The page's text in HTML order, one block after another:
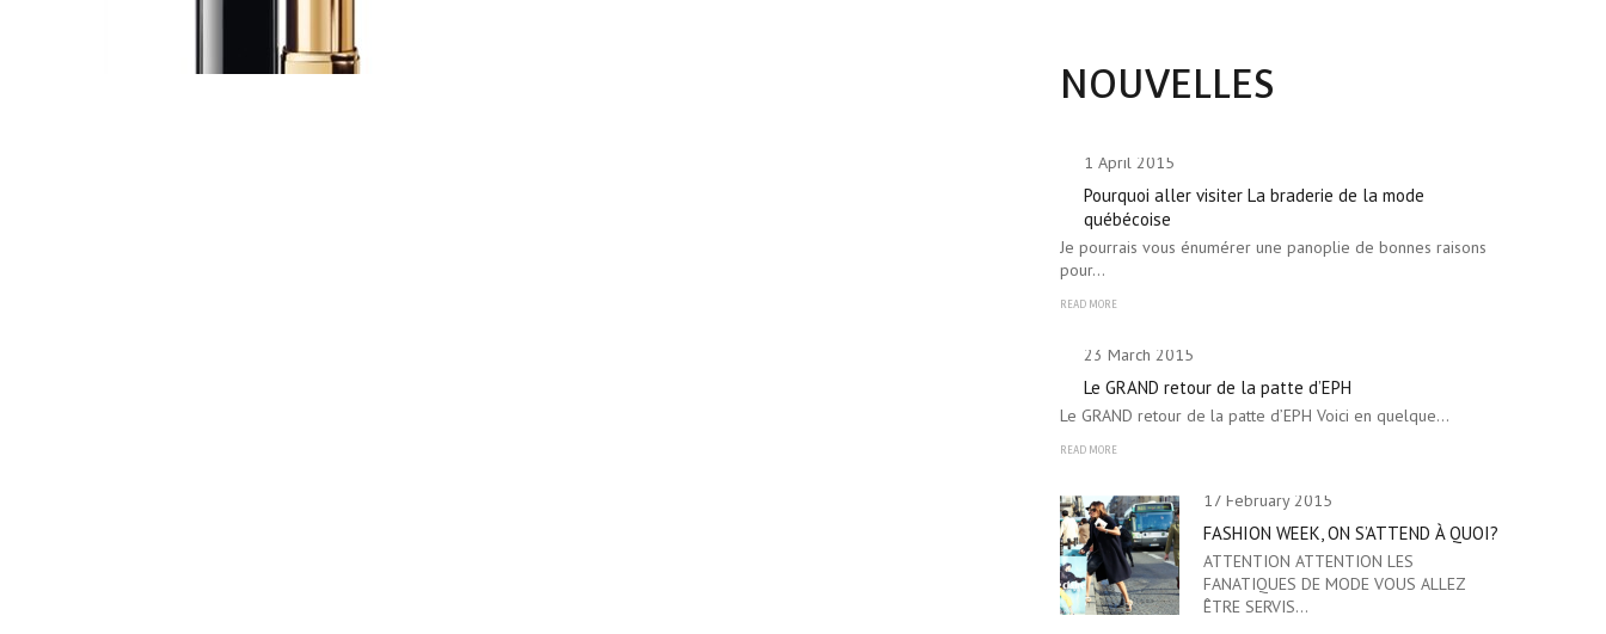
NOUVELLES
1 April 2015
Pourquoi aller visiter La braderie de la mode
québécoise
Je pourrais vous énumérer une panoplie de bonnes raisons
pour…
READ MORE
23 March 2015
Le GRAND retour de la patte d’EPH
Le GRAND retour de la patte d’EPH Voici en quelque…
READ MORE
17 February 2015
FASHION WEEK, ON S’ATTEND À QUOI?
ATTENTION ATTENTION LES
FANATIQUES DE MODE VOUS ALLEZ
ÊTRE SERVIS…